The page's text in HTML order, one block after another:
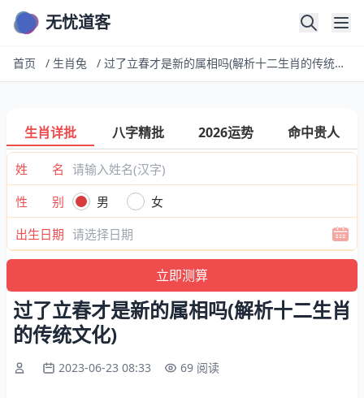
无忧道客
首页 / 生肖兔 / 过了立春才是新的属相吗(解析十二生肖的传统文化)
生肖详批 八字精批 2026运势 命中贵人
姓 名
性 别
男
女
出生日期
过了立春才是新的属相吗(解析十二生肖
的传统文化)
2023-06-23 08:33 69 阅读